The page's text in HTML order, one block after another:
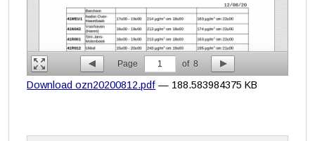
Page 1 of 8
Download ozn20200812.pdf — 188.583984375 KB